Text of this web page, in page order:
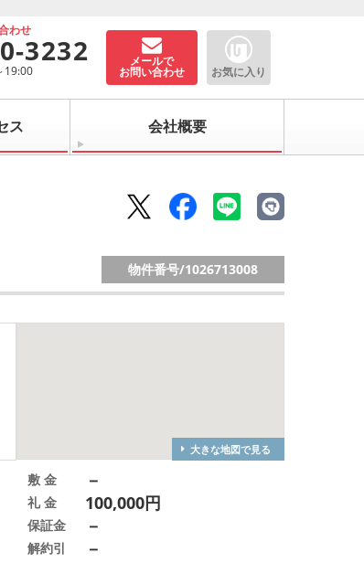
わせ
3232
19:00
メールで
お問い合わせ お気に入り
ス 会社概要
物件番号/1026713008
大きな地図で見る
敷 金 －
礼 金 100,000円
保証金 －
解約引 －